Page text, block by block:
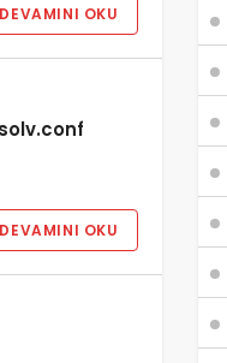
DEVAMINI OKU
DEVAMINI OKU